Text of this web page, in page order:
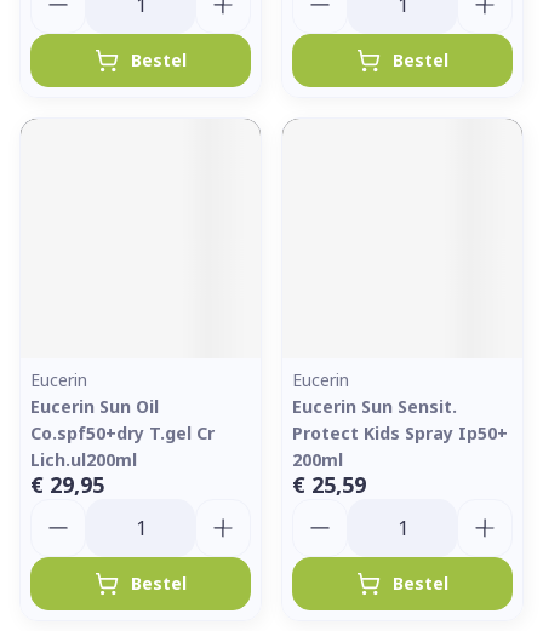
Bestel Bestel
Eucerin
Eucerin Sun Oil
Co.spf50+dry T.gel Cr
Lich.ul200ml
€ 29,95
Bestel
Eucerin
Eucerin Sun Sensit.
Protect Kids Spray Ip50+
200ml
€ 25,59
Bestel